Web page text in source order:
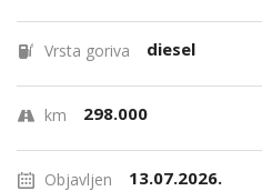
Vrsta goriva diesel
km 298.000
Objavljen 13.07.2026.